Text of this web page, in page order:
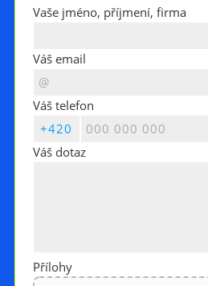
Vaše jméno, příjmení, firma
Váš email
Váš telefon
Váš dotaz
Přílohy